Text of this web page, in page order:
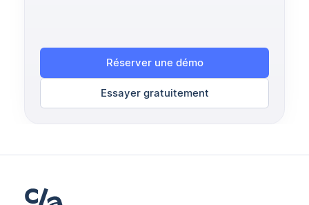
Réserver une démo
Essayer gratuitement